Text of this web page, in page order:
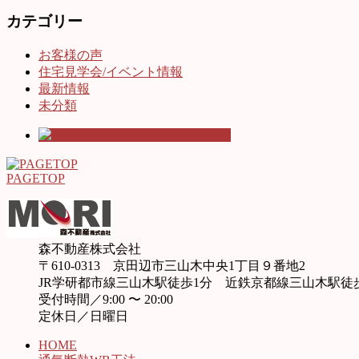
カテゴリー
お客様の声
住宅見学会/イベント情報
最新情報
未分類
PAGETOP
森不動産株式会社
〒610-0313 京田辺市三山木中央1丁目９番地2
JR学研都市線三山木駅徒歩1分 近鉄京都線三山木駅徒
受付時間／9:00 〜 20:00
定休日／日曜日
HOME